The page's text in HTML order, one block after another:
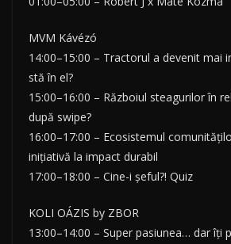
MVM Kávézó
14:00–15:00 – Tractorul a devenit mai
stă în el?
15:00–16:00 – Războiul steagurilor în
după swipe?
16:00–17:00 – Ecosistemul
inițiativă la impact durabil
17:00–18:00 – Cine-i șeful?! Quiz
KOLI OÁZIS by ZBOR
13:00–14:00 – Super pasiunea… dar îți